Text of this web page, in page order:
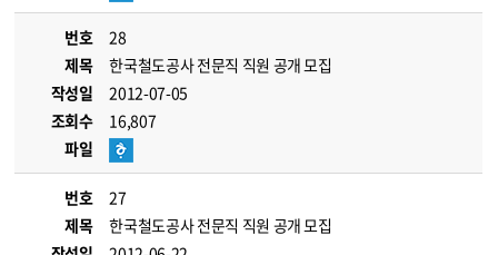
번호
28
제목
한국철도공사 전문직 직원 공개 모집
작성일
2012-07-05
조회수
16,807
파일
번호
27
제목
한국철도공사 전문직 직원 공개 모집